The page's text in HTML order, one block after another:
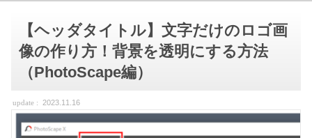
【ヘッダタイトル】文字だけのロゴ画
像の作り方！背景を透明にする方法
（PhotoScape編）
2023.11.16